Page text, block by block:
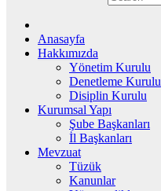
Anasayfa
Hakkımızda
Yönetim Kurulu
Denetleme Kurulu
Disiplin Kurulu
Kurumsal Yapı
Şube Başkanları
İl Başkanları
Mevzuat
Tüzük
Kanunlar